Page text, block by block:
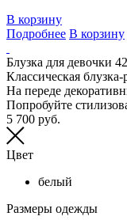
В корзину
Подробнее В корзину
Блузка для девочки
Классическая
На переде
Попробуйте
5 700 руб.
Цвет
белый
Размеры одежды